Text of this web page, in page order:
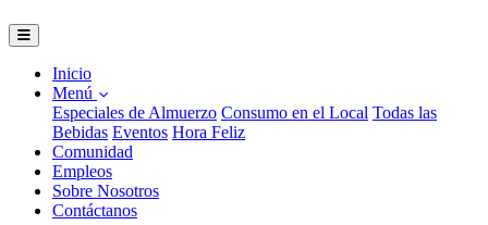
Inicio
Menú
Especiales de Almuerzo Consumo en el Local Todas las
Bebidas Eventos Hora Feliz
Comunidad
Empleos
Sobre Nosotros
Contáctanos